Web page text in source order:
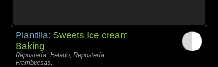
Plantilla: Sweets Ice cream
Baking
Repostería, Helado, Repostería,
Frambuesas,